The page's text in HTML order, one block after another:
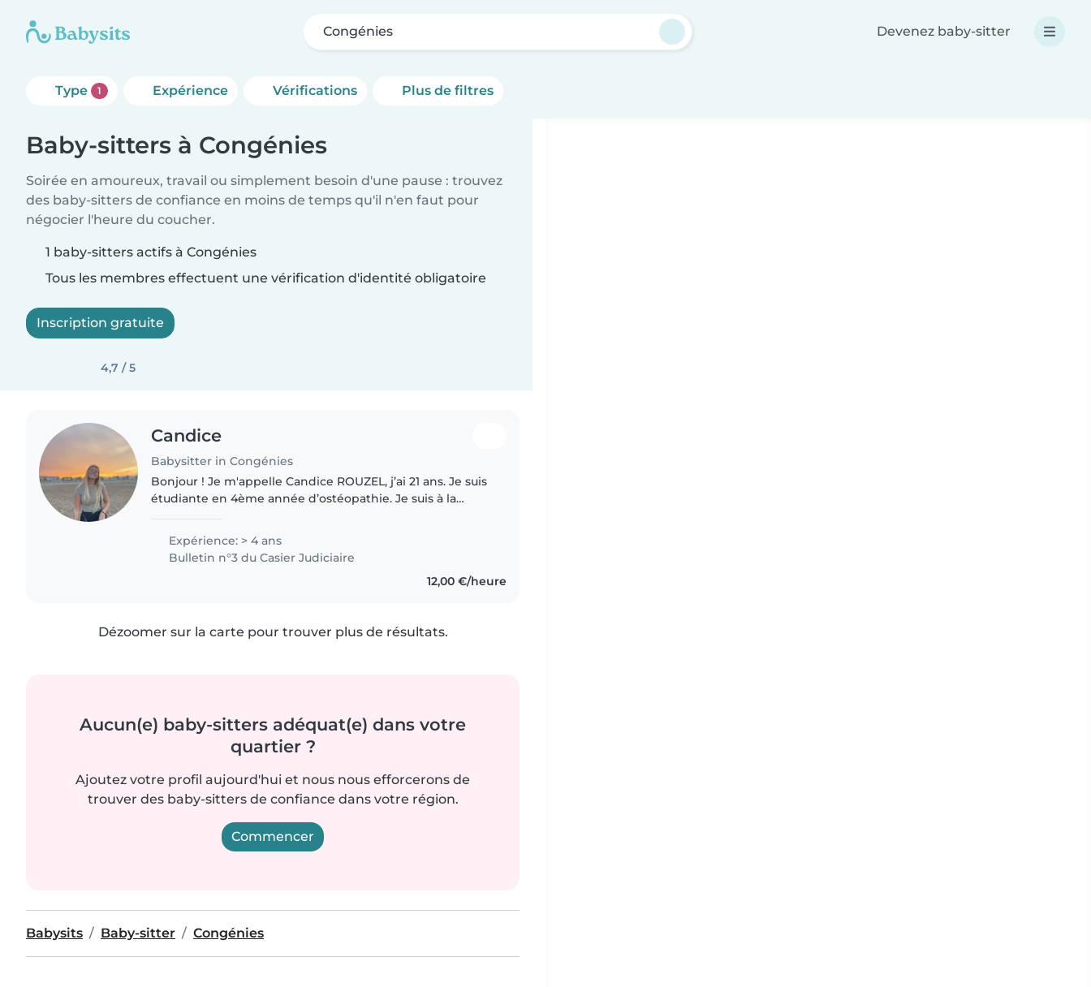
Congénies Devenez baby-sitter
Type 1 Expérience Vérifications Plus de filtres
Baby-sitters à Congénies
Soirée en amoureux, travail ou simplement besoin d'une pause : trouvez
des baby-sitters de confiance en moins de temps qu'il n'en faut pour
négocier l'heure du coucher.
1 baby-sitters actifs à Congénies
Tous les membres effectuent une vérification d'identité obligatoire
Inscription gratuite
4,7 / 5
Candice
Babysitter in Congénies
Bonjour ! Je m'appelle Candice ROUZEL, j’ai 21 ans. Je suis
étudiante en 4ème année d’ostéopathie. Je suis à la
m’occuper..
Expérience: > 4 ans
Bulletin n°3 du Casier Judiciaire
12,00 €/heure
Dézoomer sur la carte pour trouver plus de résultats.
Aucun(e) baby-sitters adéquat(e) dans votre
quartier ?
Ajoutez votre profil aujourd'hui et nous nous efforcerons de
trouver des baby-sitters de confiance dans votre région.
Commencer
Babysits Baby-sitter Congénies